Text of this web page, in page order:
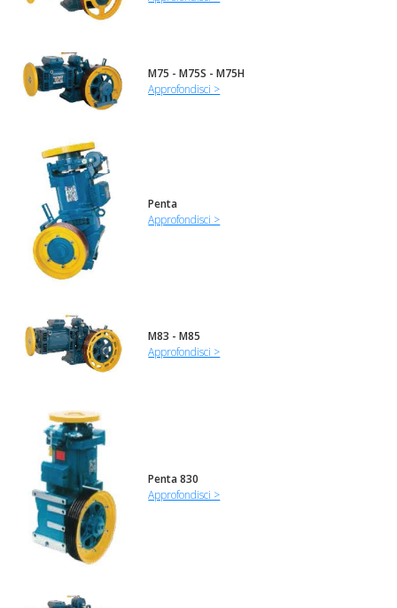
M75 - M75S - M75H
Approfondisci >
Penta
Approfondisci >
M83 - M85
Approfondisci >
Penta 830
Approfondisci >